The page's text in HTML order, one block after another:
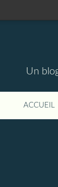
Un
ACCUEIL